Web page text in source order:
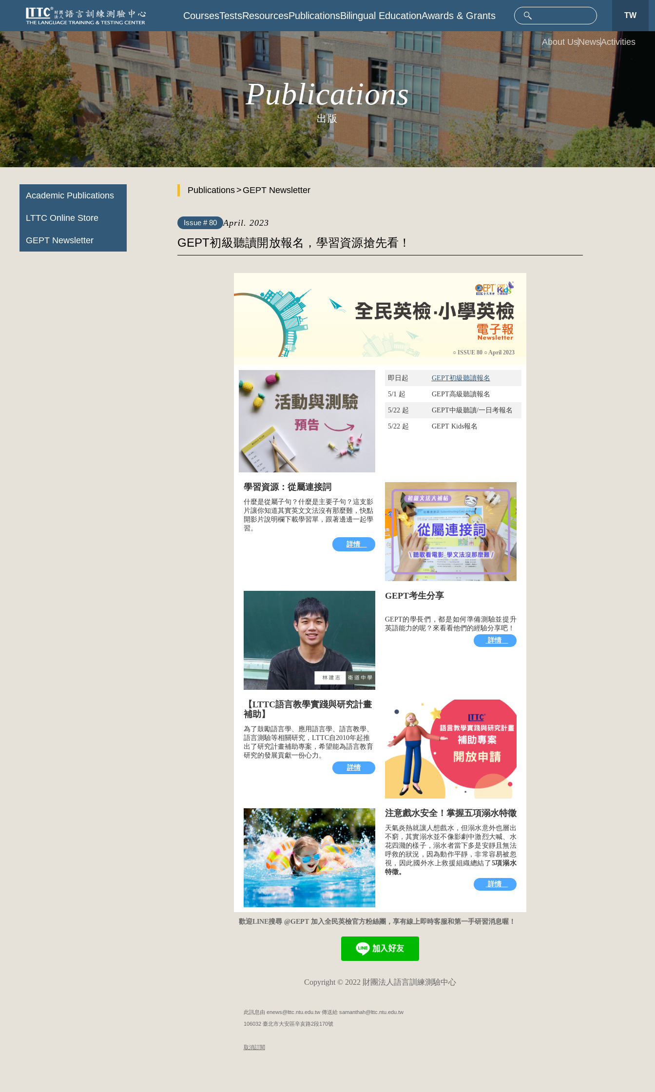
CoursesTestsResourcesPublicationsBilingual EducationAwards & Grants TW
About UsNewsActivities
Publications
出版
Academic Publications
LTTC Online Store
GEPT Newsletter
Publications GEPT Newsletter
Issue # 80 April. 2023
GEPT初級聽讀開放報名，學習資源搶先看！
○ ISSUE 80 ○ April 2023
即日起 GEPT初級聽讀報名
5/1 起 GEPT高級聽讀報名
5/22 起 GEPT中級聽讀/一日考報名
5/22 起 GEPT Kids報名
學習資源：從屬連接詞
什麼是從屬子句？什麼是主要子句？這支影
片讓你知道其實英文文法沒有那麼難，快點
開影片說明欄下載學習單，跟著邊邊一起學
習。
詳情
GEPT考生分享
GEPT的學長們，都是如何準備測驗並提升
英語能力的呢？來看看他們的經驗分享吧！
詳情
【LTTC語言教學實踐與研究計畫
補助】
為了鼓勵語言學、應用語言學、語言教學、
語言測驗等相關研究，LTTC自2010年起推
出了研究計畫補助專案，希望能為語言教育
研究的發展貢獻一份心力。
詳情
注意戲水安全！掌握五項溺水特徵
天氣炎熱就讓人想戲水，但溺水意外也層出
不窮，其實溺水並不像影劇中激烈大喊、水
花四濺的樣子，溺水者當下多是安靜且無法
呼救的狀況，因為動作平靜，非常容易被忽
視，因此國外水上救援組織總結了 5項溺水
特徵。
詳情
歡迎LINE搜尋 @GEPT 加入全民英檢官方粉絲團，享有線上即時客服和第一手研習消息喔！
Copyright © 2022 財團法人語言訓練測驗中心
此訊息由 enews@lttc.ntu.edu.tw 傳送給 samanthah@lttc.ntu.edu.tw
106032 臺北市大安區辛亥路2段170號
取消訂閱